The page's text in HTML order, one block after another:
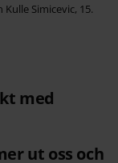
Simicevic, 15.
med
ut oss och